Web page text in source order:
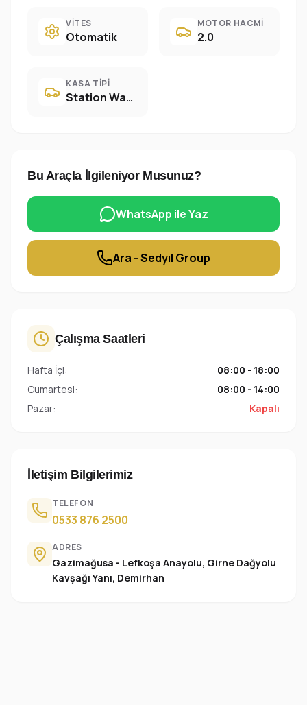
VITES
Otomatik
MOTOR HACMI
2.0
KASA TIPI
Station Wagon
Bu Araçla İlgileniyor Musunuz?
WhatsApp ile Yaz
Ara - Sedyıl Group
Çalışma Saatleri
Hafta İçi:
08:00 - 18:00
Cumartesi:
08:00 - 14:00
Pazar:
Kapalı
İletişim Bilgilerimiz
TELEFON
0533 876 2500
ADRES
Gazimağusa - Lefkoşa Anayolu, Girne Dağyolu
Kavşağı Yanı, Demirhan